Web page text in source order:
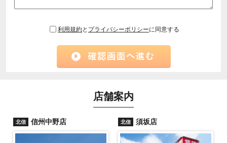
利用規約と プライバシーポリシーに同意する
店舗案内
北信 信州中野店 北信 須坂店